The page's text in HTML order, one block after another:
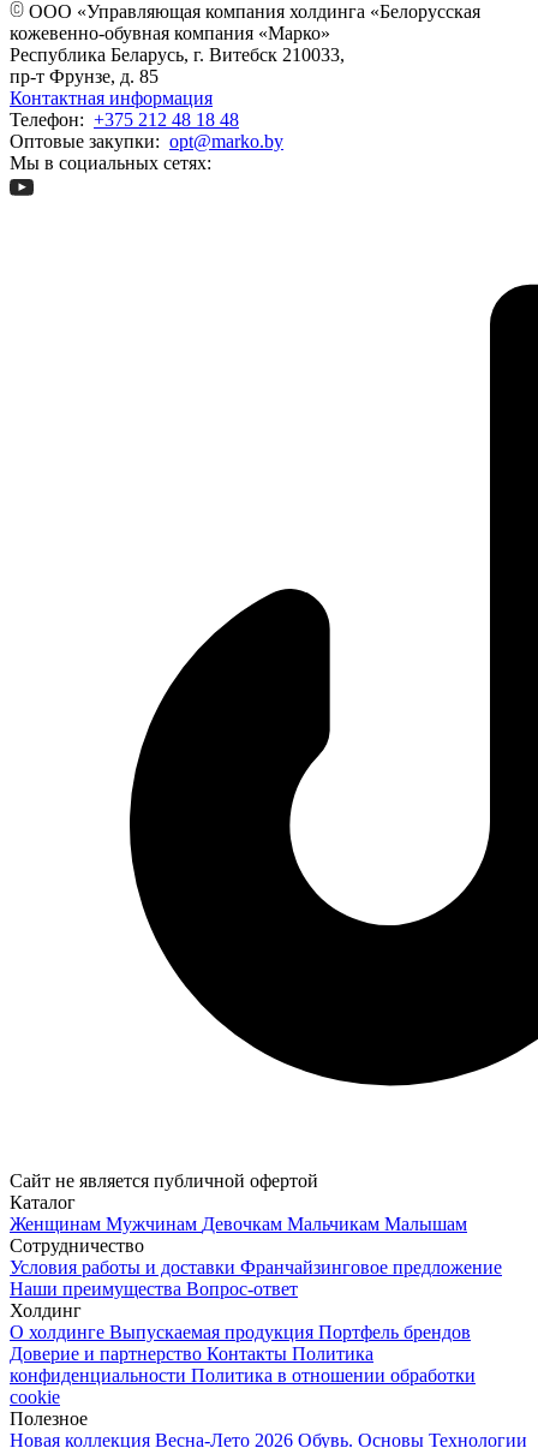
ООО «Управляющая компания холдинга «Белорусская
кожевенно-обувная компания «Марко»
Республика Беларусь, г. Витебск 210033,
пр-т Фрунзе, д. 85
Контактная информация
Телефон: +375 212 48 18 48
Оптовые закупки: opt@marko.by
Мы в социальных сетях:
Сайт не является публичной офертой
Каталог
Женщинам Мужчинам Девочкам Мальчикам Малышам
Сотрудничество
Условия работы и доставки Франчайзинговое предложение
Наши преимущества Вопрос-ответ
Холдинг
О холдинге Выпускаемая продукция Портфель брендов
Доверие и партнерство Контакты Политика
конфиденциальности Политика в отношении обработки
cookie
Полезное
Новая коллекция Весна-Лето 2026 Обувь. Основы Технологии